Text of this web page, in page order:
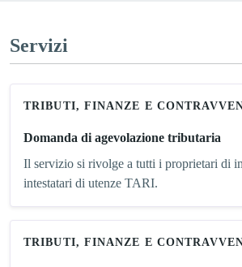
Servizi
TRIBUTI, FINANZE E
Domanda di agevolazione tributaria
Il servizio si rivolge a tutti i proprietari di
intestatari di utenze TARI.
TRIBUTI, FINANZE E